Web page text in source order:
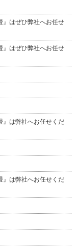
』はぜひ弊社へお任せ
』はぜひ弊社へお任せ
』は弊社へお任せくだ
』は弊社へお任せくだ